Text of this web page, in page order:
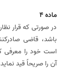
ماده 4
در صورتی که قرار
باشد، قاضی
است خود را معرفی
آن را صریحاً قید